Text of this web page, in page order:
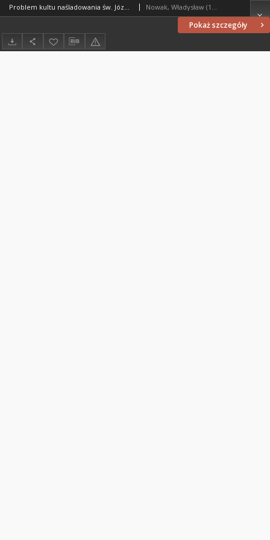
Pokaż szczegóły
Problem kultu naśladowania św. Józefa, przybranego ojca Jezusa Chrystusa, u ewangelików na Mazurach w XVII wieku Nowak, Władysław (1940- )